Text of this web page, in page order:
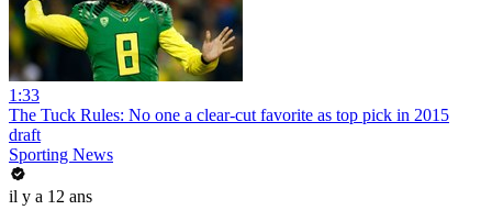
1:33
The Tuck Rules: No one a clear-cut favorite as top pick in 2015
draft
Sporting News
il y a 12 ans